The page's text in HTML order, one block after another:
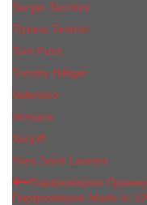
Sergio Tacchini
Tiziana Terenzi
Tom Ford
Tommy Hilfiger
Valentino
Versace
Xerjoff
Yves Saint Laurent
Парфюмерия
Парфюмерия Made In